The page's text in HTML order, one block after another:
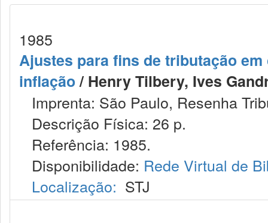
1985
Ajustes para fins de tributação
inflação/ Henry Tilbery, Ives
Imprenta: São Paulo, Resenha
Descrição Física: 26 p.
Referência: 1985.
Disponibilidade: Rede Virtual de
Localização: STJ